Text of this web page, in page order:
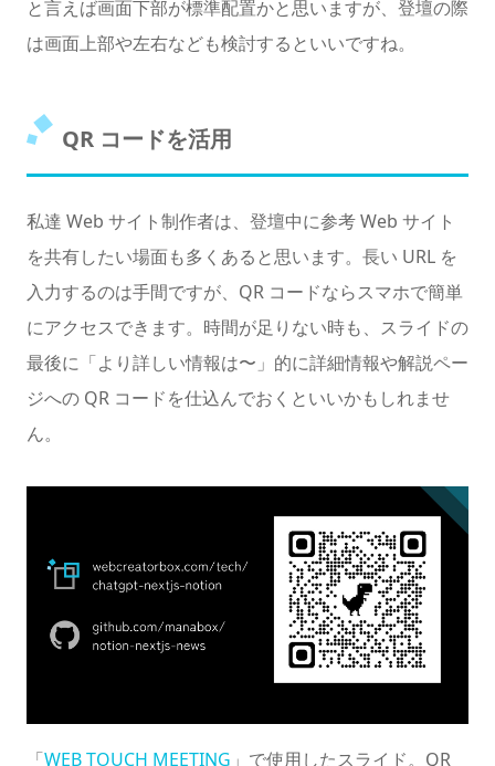
と言えば画面下部が標準配置かと思いますが、登壇の際
は画面上部や左右なども検討するといいですね。
QR コードを活用
私達 Web サイト制作者は、登壇中に参考 Web サイト
を共有したい場面も多くあると思います。長い URL を
入力するのは手間ですが、QR コードならスマホで簡単
にアクセスできます。時間が足りない時も、スライドの
最後に「より詳しい情報は〜」的に詳細情報や解説ペー
ジへの QR コードを仕込んでおくといいかもしれませ
ん。
「WEB TOUCH MEETING 」で使用したスライド。QR